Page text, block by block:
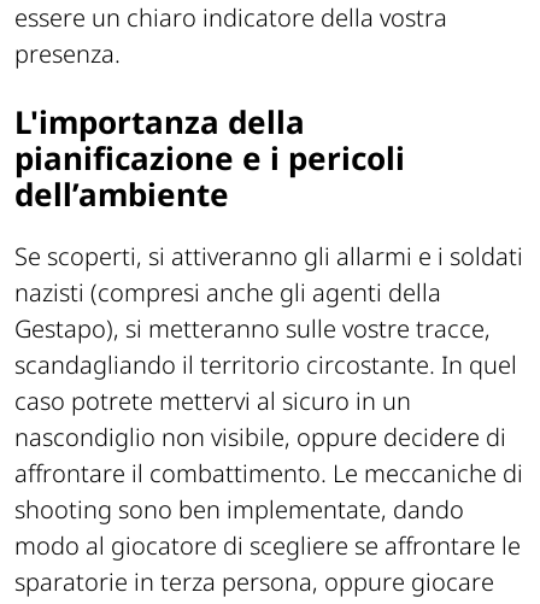
essere un chiaro indicatore della vostra
presenza.
L'importanza della
pianificazione e i pericoli
dell’ambiente
Se scoperti, si attiveranno gli allarmi e i soldati
nazisti (compresi anche gli agenti della
Gestapo), si metteranno sulle vostre tracce,
scandagliando il territorio circostante. In quel
caso potrete mettervi al sicuro in un
nascondiglio non visibile, oppure decidere di
affrontare il combattimento. Le meccaniche di
shooting sono ben implementate, dando
modo al giocatore di scegliere se affrontare le
sparatorie in terza persona, oppure giocare